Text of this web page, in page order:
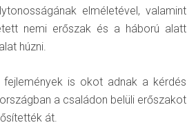
elméletével, valamint
nemi erőszak és a háború alatt
húzni.
is okot adnak a kérdés
a családon belüli erőszakot
át.